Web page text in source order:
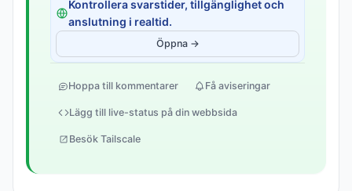
Kontrollera svarstider, tillgänglighet och
anslutning i realtid.
Öppna →
Hoppa till kommentarer Få aviseringar
Lägg till live-status på din webbsida
Besök Tailscale